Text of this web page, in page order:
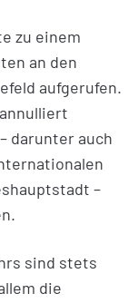
zu einem
an den
aufgerufen.
darunter auch
–
sind stets
die